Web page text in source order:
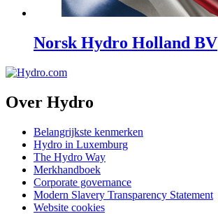
Norsk Hydro Holland BV
Over Hydro
Belangrijkste kenmerken
Hydro in Luxemburg
The Hydro Way
Merkhandboek
Corporate governance
Modern Slavery Transparency Statement
Website cookies